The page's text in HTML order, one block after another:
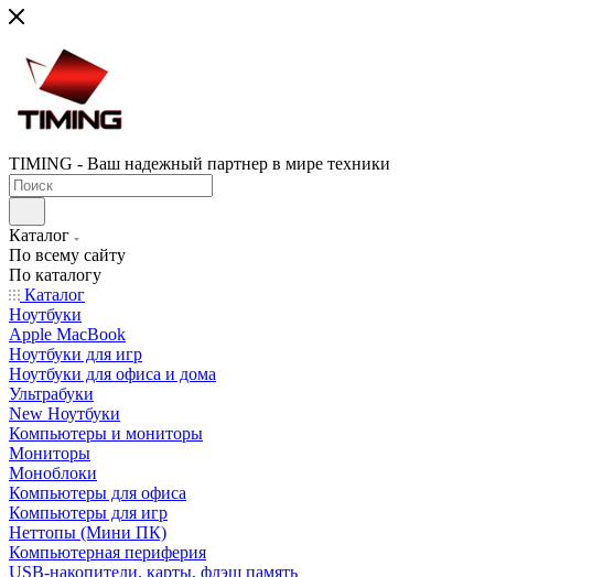
TIMING - Ваш надежный партнер в мире техники
Каталог
По всему сайту
По каталогу
Каталог
Ноутбуки
Apple MacBook
Ноутбуки для игр
Ноутбуки для офиса и дома
Ультрабуки
New Ноутбуки
Компьютеры и мониторы
Мониторы
Моноблоки
Компьютеры для офиса
Компьютеры для игр
Неттопы (Мини ПК)
Компьютерная периферия
USB-накопители, карты, флэш память